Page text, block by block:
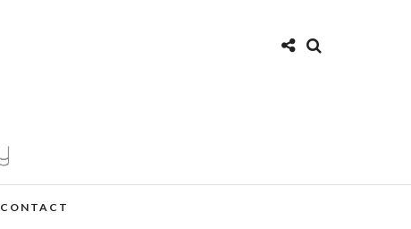
CONTACT